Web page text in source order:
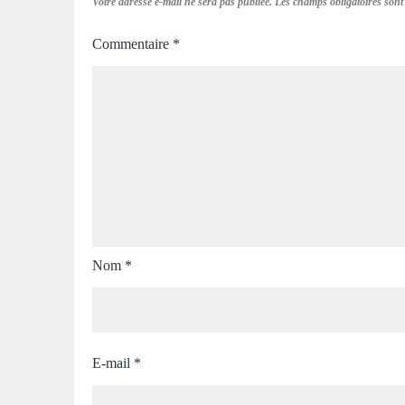
Commentaire *
Nom *
E-mail *